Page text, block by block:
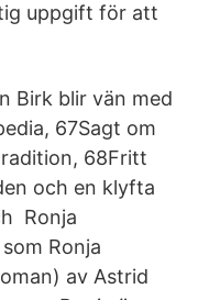
uppgift för att
Birk blir vän med
67Sagt om
68Fritt
och en klyfta
Ronja
Ronja
av Astrid